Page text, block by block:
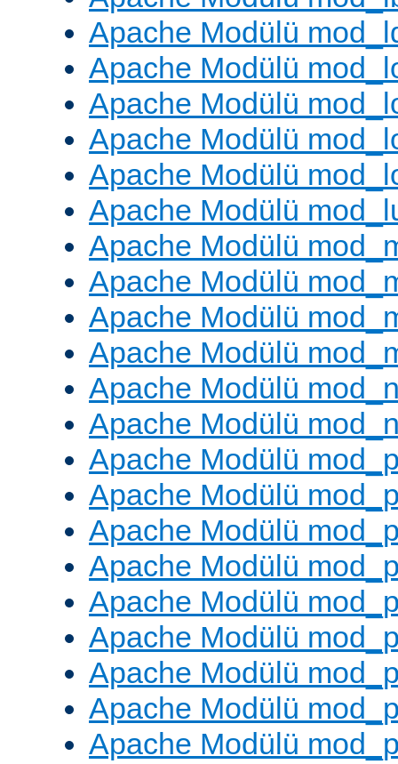
Apache Modülü
Apache Modülü
Apache Modülü
Apache Modülü
Apache Modülü
Apache Modülü
Apache Modülü
Apache Modülü
Apache Modülü
Apache Modülü
Apache Modülü
Apache Modülü
Apache Modülü
Apache Modülü
Apache Modülü
Apache Modülü
Apache Modülü
Apache Modülü
Apache Modülü
Apache Modülü
Apache Modülü